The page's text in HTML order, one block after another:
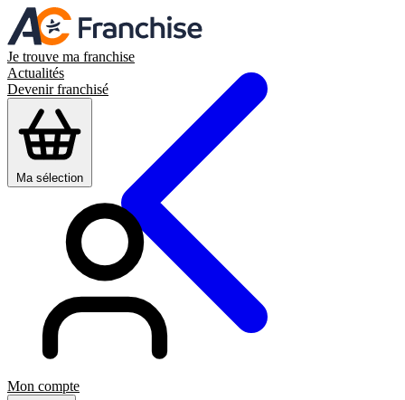
Je trouve ma franchise
Actualités
Devenir franchisé
Ma sélection
Mon compte